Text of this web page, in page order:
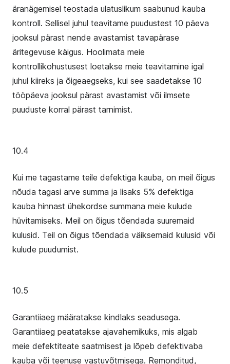
äranägemisel teostada ulatuslikum saabunud kauba
kontroll. Sellisel juhul teavitame puudustest 10 päeva
jooksul pärast nende avastamist tavapärase
äritegevuse käigus. Hoolimata meie
kontrollikohustusest loetakse meie teavitamine igal
juhul kiireks ja õigeaegseks, kui see saadetakse 10
tööpäeva jooksul pärast avastamist või ilmsete
puuduste korral pärast tarnimist.
10.4
Kui me tagastame teile defektiga kauba, on meil õigus
nõuda tagasi arve summa ja lisaks 5% defektiga
kauba hinnast ühekordse summana meie kulude
hüvitamiseks. Meil on õigus tõendada suuremaid
kulusid. Teil on õigus tõendada väiksemaid kulusid või
kulude puudumist.
10.5
Garantiiaeg määratakse kindlaks seadusega.
Garantiiaeg peatatakse ajavahemikuks, mis algab
meie defektiteate saatmisest ja lõpeb defektivaba
kauba või teenuse vastuvõtmisega. Remonditud,